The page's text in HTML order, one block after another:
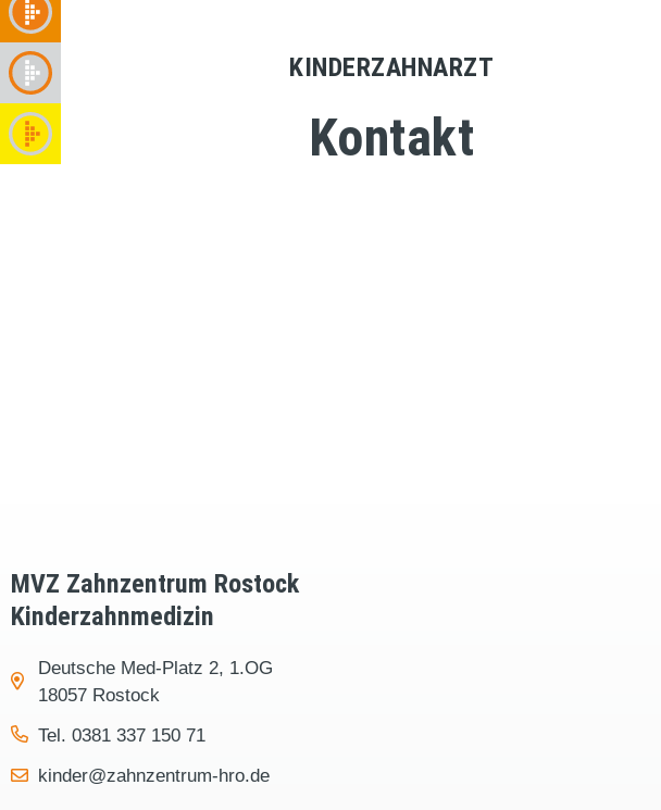
KINDERZAHNARZT
Kontakt
MVZ Zahnzentrum Rostock
Kinderzahnmedizin
Deutsche Med-Platz 2, 1.OG
18057 Rostock
Tel. 0381 337 150 71
kinder@zahnzentrum-hro.de